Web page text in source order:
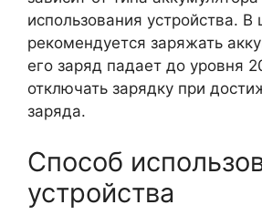
использования устройства. В
рекомендуется заряжать
его заряд падает до уровня
отключать зарядку при
заряда.
Способ
устройства